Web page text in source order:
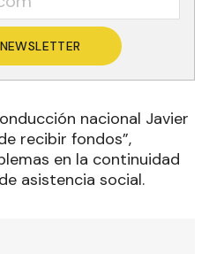
nacional Javier
recibir fondos”,
en la continuidad
asistencia social.